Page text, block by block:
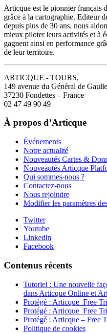
Articque est le pionnier français
grâce à la cartographie. Editeur
depuis plus de 30 ans, nous
mieux piloter leurs activités et à
gagnent ainsi en performance
de leur territoire.
ARTICQUE - TOURS,
149 avenue du Général de
37230 Fondettes – France
02 47 49 90 49
À propos d’Articque
Événements
Notre actualité
Nouveautés Cartes &
Nouveautés Articque
Qui sommes-nous ?
Contactez-nous
Nous rejoindre
Modifier les paramètres
Twitter
Youtube
Linkedin
Facebook
Contenus récents
Tutoriel : Une nouvelle
dans Articque Online et
Protégé : Articque_Free
Protégé : Articque_Free
Protégé : Articque – Free
Politique de cookies